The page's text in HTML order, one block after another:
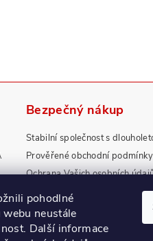
Bezpečný nákup
Stabilní společnost s
Prověřené obchodní podmínky
Ochrana Vašich osobních
Zboží splňuje přísné normy EU
pohodlné
neustále
Další informace